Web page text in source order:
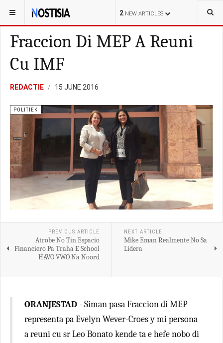
2 NEW ARTICLES
YOU ARE HERE: ARUBA
Fraccion Di MEP A Reuni
Cu IMF
REDACTIE 15 JUNE 2016
POLITIEK
PREVIOUS ARTICLE
Atrobe No Tin Espacio
Financiero Pa Traha E School
HAVO VWO Na Noord
NEXT ARTICLE
Mike Eman Realmente No Sa
Lidera
ORANJESTAD - Siman pasa Fraccion di MEP
representa pa Evelyn Wever-Croes y mi persona
a reuni cu sr Leo Bonato kende ta e hefe nobo di